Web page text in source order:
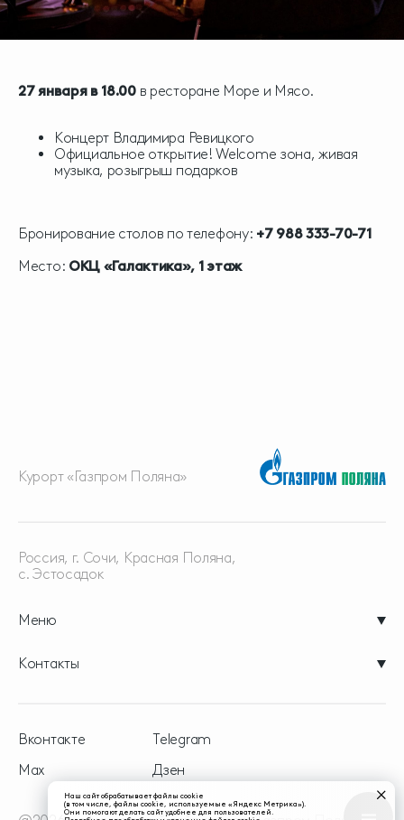
27 января в 18.00в ресторане Море и Мясо.
Концерт Владимира Ревицкого
Официальное открытие! Welcome зона, живая
музыка, розыгрыш подарков
Бронирование столов по телефону: +7 988 333-70-71
Место: ОКЦ «Галактика», 1 этаж
Курорт «Газпром Поляна»
Меню
Россия, г. Сочи, Красная Поляна,
с. Эстосадок
Контакты
Вконтакте
Telegram
Max
Дзен
Наш сайт обрабатывает файлы cookie
(в том числе, файлы cookie, используемые «Яндекс Метрика»).
Они помогают делать сайт удобнее для пользователей.